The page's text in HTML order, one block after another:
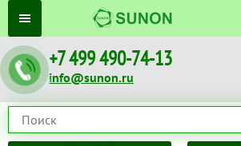
+7 499 490-74-13
info@sunon.ru